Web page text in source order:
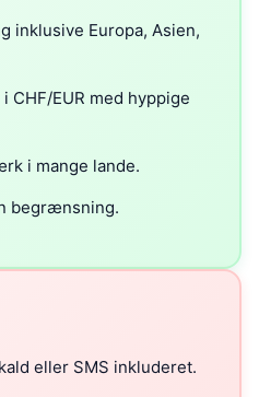
inklusive Europa, Asien,
CHF/EUR med hyppige
i mange lande.
begrænsning.
eller SMS inkluderet.